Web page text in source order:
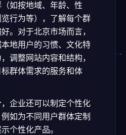
如按地域、年龄、性
行为等），了解每个群
。对于北京市场而言，
地用户的习惯、文化特
调整网站内容和结构，
群体需求的服务和体
企业还可以制定个性化
如为不同用户群体定制
个性化产品。